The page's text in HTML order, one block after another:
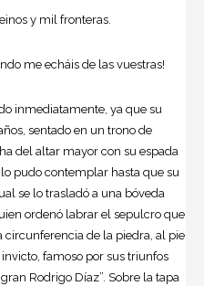
y mil fronteras.
me echáis de las vuestras!
inmediatamente, ya que su
sentado en un trono de
del altar mayor con su espada
pudo contemplar hasta que su
se lo trasladó a una bóveda
ordenó labrar el sepulcro que
circunferencia de la piedra, al pie
famoso por sus triunfos
Rodrigo Díaz”. Sobre la tapa